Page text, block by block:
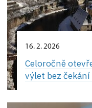
16. 2. 2026
Celoročně
výlet bez